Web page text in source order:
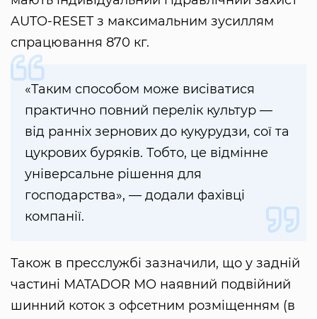
AUTO-RESET з максимальним зусиллям
спрацювання 870 кг.
«Таким способом може висіватися
практично повний перелік культур —
від ранніх зернових до кукурудзи, сої та
цукрових буряків. Тобто, це відмінне
універсальне рішення для
господарства», — додали фахівці
компанії.
Також в пресслужбі зазначили, що у задній
частині MATADOR MO наявний подвійний
шинний коток з офсетним розміщенням (в